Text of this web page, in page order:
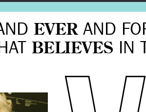
EVERAND
BELIEVES IN